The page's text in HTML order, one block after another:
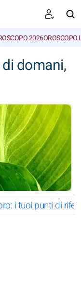
2026OROSCOPO
domani,
i tuoi punti di